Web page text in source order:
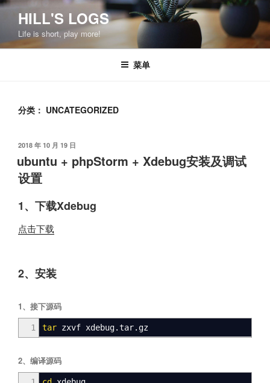
跳
容
HILL'S LOGS
Life is short, play more!
菜单
分类： UNCATEGORIZED
发
于
2018 年 10 月 19 日
ubuntu + phpStorm + Xdebug安装及调试
设置
1、下载Xdebug
点击下载
2、安装
1、接下源码
1 tar zxvf xdebug.tar.gz
2、编译源码